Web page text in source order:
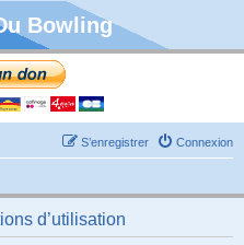
Bowling
Connexion
S’enregistrer
d’utilisation